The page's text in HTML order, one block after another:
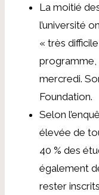
La moitié
l’université
« très
programme,
mercredi.
Foundation.
Selon
élevée de
40 % des
également
rester